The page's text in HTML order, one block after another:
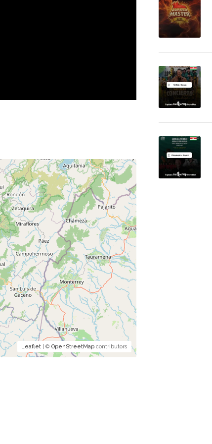
Leaflet| © OpenStreetMapcontributors